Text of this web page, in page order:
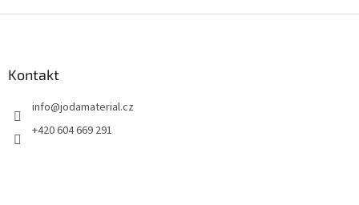
Kontakt
info@jodamaterial.cz
+420 604 669 291